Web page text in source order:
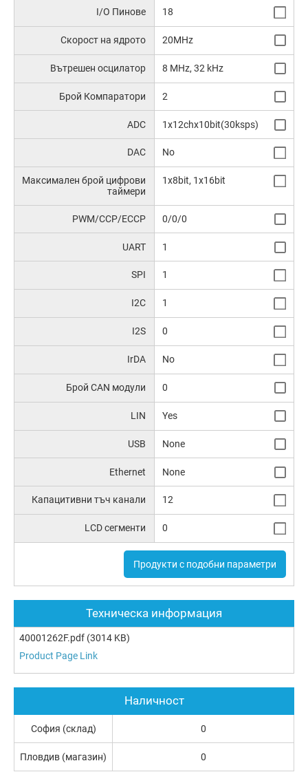
I/O Пинове 18
Скорост на ядрото 20MHz
Вътрешен осцилатор 8 MHz, 32 kHz
Брой Компаратори 2
ADC 1x12chx10bit(30ksps)
DAC No
Максимален брой цифрови
таймери
1x8bit, 1x16bit
PWM/CCP/ECCP 0/0/0
UART 1
SPI 1
I2C 1
I2S 0
IrDA No
Брой CAN модули 0
LIN Yes
USB None
Ethernet None
Капацитивни тъч канали 12
LCD сегменти 0
Продукти с подобни параметри
Техническа информация
40001262F.pdf (3014 KB)
Product Page Link
Наличност
София (склад) 0
Пловдив (магазин) 0